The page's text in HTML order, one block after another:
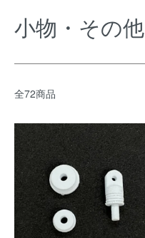
小物・その他
全72商品